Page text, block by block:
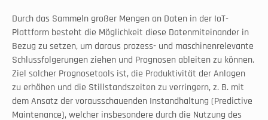
Durch das Sammeln großer Mengen an Daten in der IoT-
Plattform besteht die Möglichkeit diese Datenmiteinander in
Bezug zu setzen, um daraus prozess- und maschinenrelevante
Schlussfolgerungen ziehen und Prognosen ableiten zu können.
Ziel solcher Prognosetools ist, die Produktivität der Anlagen
zu erhöhen und die Stillstandszeiten zu verringern, z. B. mit
dem Ansatz der vorausschauenden Instandhaltung (Predictive
Maintenance), welcher insbesondere durch die Nutzung des